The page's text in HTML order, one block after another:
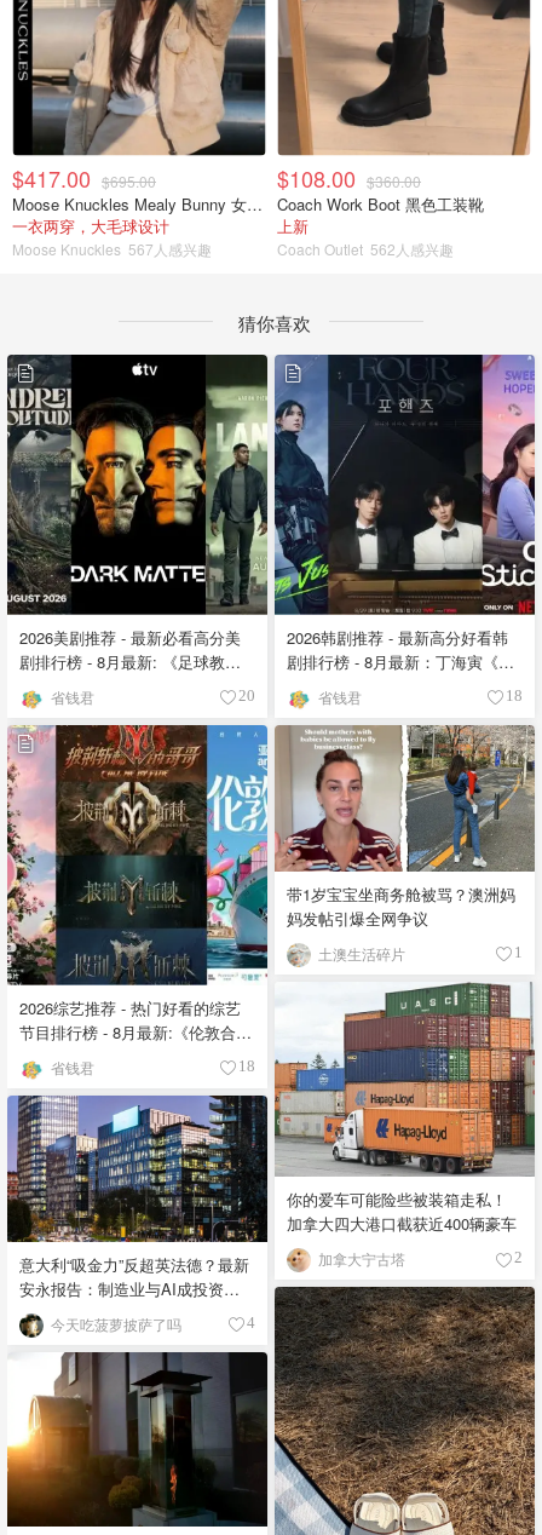
$417.00 $695.00
Moose Knuckles Mealy Bunny 女士双面穿连帽外套
一衣两穿，大毛球设计
Moose Knuckles 567人感兴趣
$108.00 $360.00
Coach Work Boot 黑色工装靴
上新
Coach Outlet 562人感兴趣
猜你喜欢
2026美剧推荐 - 最新必看高分美
剧排行榜 - 8月最新: 《​​足球教练
》第四季回归！
省钱君 20
2026韩剧推荐 - 最新高分好看韩
剧排行榜 - 8月最新：丁海寅《我
的荒糖恋爱 》上线❣️
省钱君 18
2026综艺推荐 - 热门好看的综艺
节目排行榜 - 8月最新:《​​伦敦合伙
人》回归啦
省钱君 18
带1岁宝宝坐商务舱被骂？澳洲妈
妈发帖引爆全网争议
土澳生活碎片 1
你的爱车可能险些被装箱走私！
加拿大四大港口截获近400辆豪车
加拿大宁古塔 2
意大利“吸金力”反超英法德？最新
安永报告：制造业与AI成投资新
宠！ 今天吃菠萝披萨了吗 4